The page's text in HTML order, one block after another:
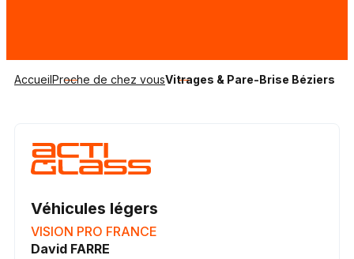
AccueilProche de chez vousVitrages & Pare-Brise Béziers
Véhicules légers
VISION PRO FRANCE
David FARRE